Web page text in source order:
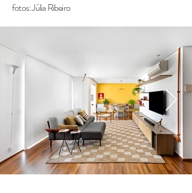
fotos: Júlia Ribeiro